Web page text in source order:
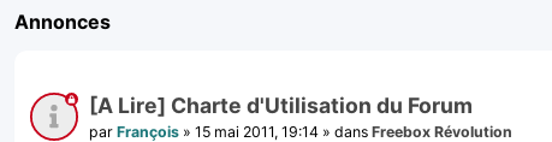
Annonces
[A Lire] Charte d'Utilisation du Forum
par François » 15 mai 2011, 19:14 » dans Freebox Révolution